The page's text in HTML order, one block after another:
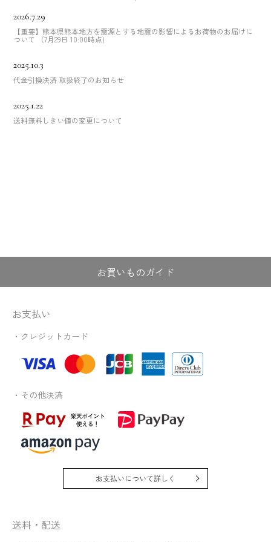
2026.7.29
【重要】熊本県熊本地方を震源とする地震の影響によるお荷物のお届けに
ついて （7月29日 10:00時点)
2025.10.3
代金引換決済 取扱終了のお知らせ
2025.1.22
送料無料しきい値の変更について
お買いものガイド
お支払い
・クレジットカード
・その他決済
お支払いについて詳しく
送料・配送